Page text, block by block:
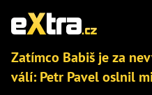
Zatímco Babiš je za
válí: Petr Pavel oslnil